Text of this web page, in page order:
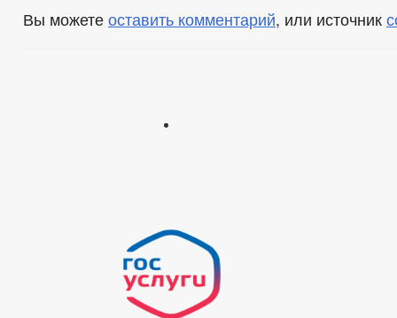
Вы можете оставить комментарий, или источник